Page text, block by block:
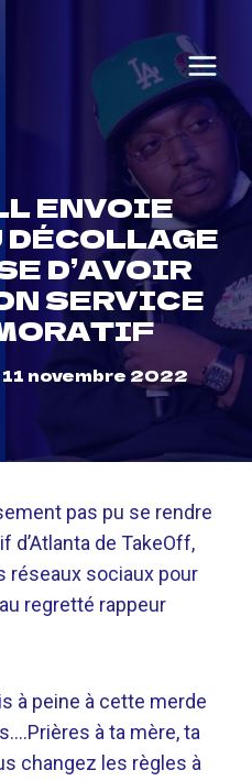
ENVOIE
DÉCOLLAGE
D’AVOIR
SERVICE
11 novembre 2022
pas pu se rendre
de TakeOff,
réseaux sociaux pour
regretté rappeur
à peine à cette merde
à ta mère, ta
changez les règles à